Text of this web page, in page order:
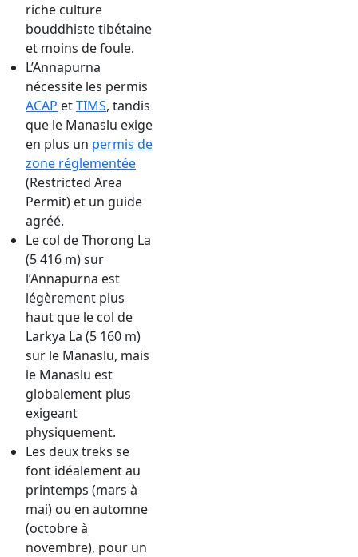
riche culture
bouddhiste tibétaine
et moins de foule.
L’Annapurna
nécessite les permis
ACAP etTIMS, tandis
que le Manaslu exige
en plus un permis de
zone réglementée
(Restricted Area
Permit) et un guide
agréé.
Le col de Thorong La
(5 416 m) sur
l’Annapurna est
légèrement plus
haut que le col de
Larkya La (5 160 m)
sur le Manaslu, mais
le Manaslu est
globalement plus
exigeant
physiquement.
Les deux treks se
font idéalement au
printemps (mars à
mai) ou en automne
(octobre à
novembre), pour un